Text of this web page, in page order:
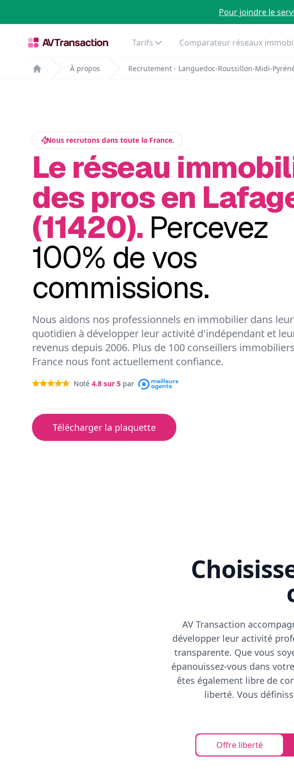
Pour joindre le
Tarifs Comparateur réseaux
Home
À propos Recrutement - Languedoc-Roussillon-Midi-
Nous recrutons dans toute la France.
Le réseau
des pros en
(11420). Percevez
100% de vos
commissions.
Nous aidons nos professionnels en immobilier dans leur
quotidien à développer leur activité d'indépendant et
revenus depuis 2006. Plus de 100 conseillers
France nous font actuellement confiance.
Noté 4.8 sur 5 par
Télécharger la plaquette
AV Transaction
développer leur activité
transparente. Que vous
épanouissez-vous dans
êtes également libre de
liberté. Vous
Offre liberté